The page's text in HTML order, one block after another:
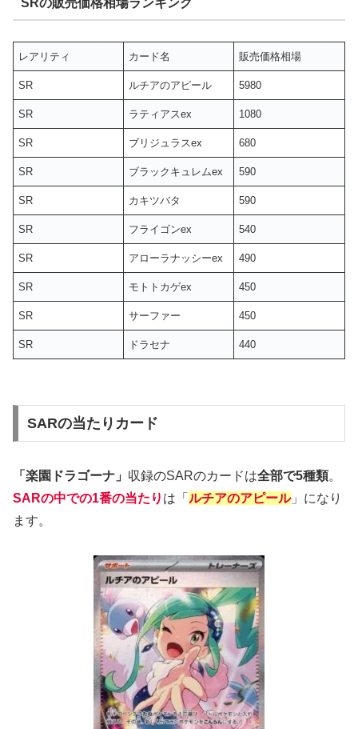
SRの販売価格相場ランキング
レアリティ カード名 販売価格相場
SR ルチアのアピール 5980
SR ラティアスex 1080
SR ブリジュラスex 680
SR ブラックキュレムex 590
SR カキツバタ 590
SR フライゴンex 540
SR アローラナッシーex 490
SR モトトカゲex 450
SR サーファー 450
SR ドラセナ 440
SARの当たりカード
「楽園ドラゴーナ」 収録のSARのカードは全部で5種類。
SARの中での1番の当たり は「 ルチアのアピール」になり
ます。